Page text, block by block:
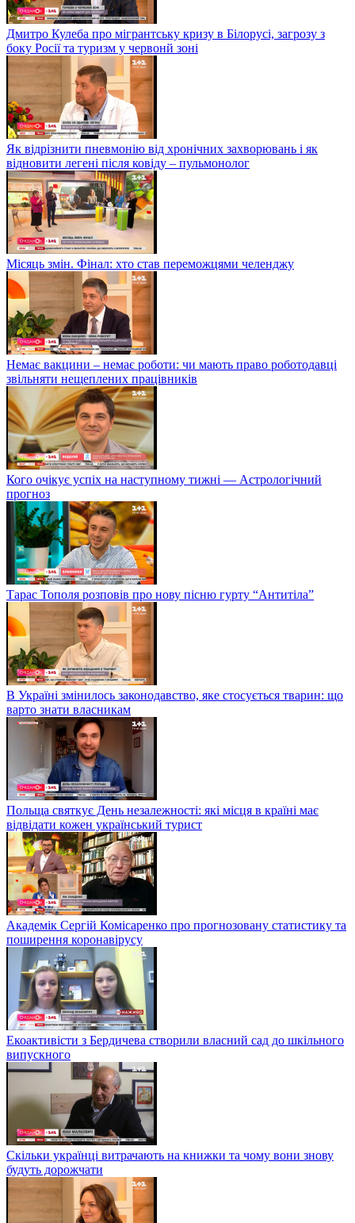
Дмитро Кулеба про мігрантську кризу в Білорусі, загрозу з
боку Росії та туризм у червонй зоні
Як відрізнити пневмонію від хронічних захворювань і як
відновити легені після ковіду – пульмонолог
Місяць змін. Фінал: хто став переможцями челенджу
Немає вакцини – немає роботи: чи мають право роботодавці
звільняти нещеплених працівників
Кого очікує успіх на наступному тижні — Астрологічний
прогноз
Тарас Тополя розповів про нову пісню гурту “Антитіла”
В Україні змінилось законодавство, яке стосується тварин: що
варто знати власникам
Польща святкує День незалежності: які місця в країні має
відвідати кожен український турист
Академік Сергій Комісаренко про прогнозовану статистику та
поширення коронавірусу
Екоактивісти з Бердичева створили власний сад до шкільного
випускного
Скільки українці витрачають на книжки та чому вони знову
будуть дорожчати